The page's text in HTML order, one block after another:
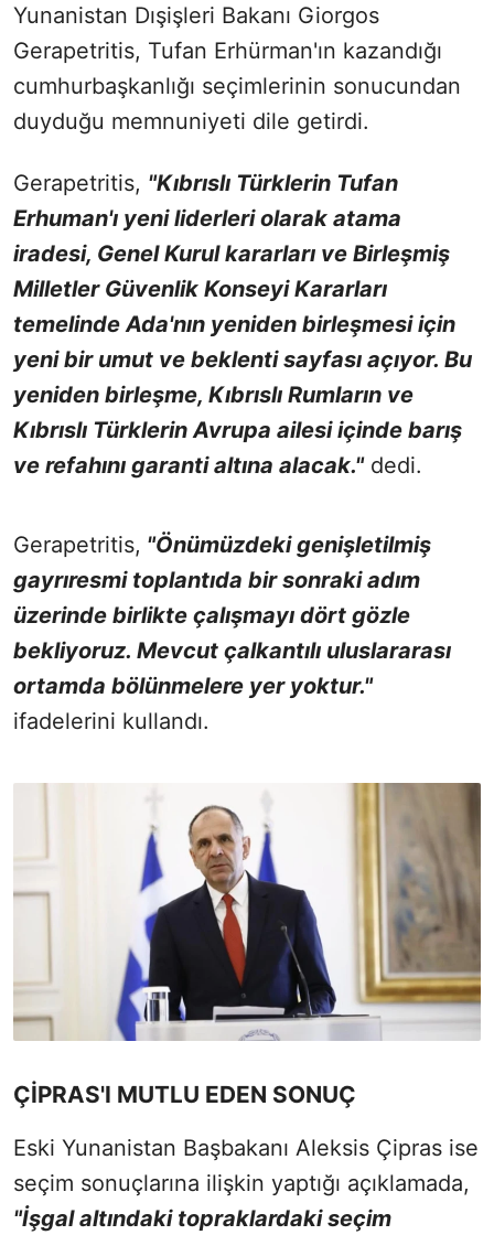
Yunanistan Dışişleri Bakanı Giorgos
Gerapetritis, Tufan Erhürman'ın kazandığı
cumhurbaşkanlığı seçimlerinin sonucundan
duyduğu memnuniyeti dile getirdi.
Gerapetritis, "Kıbrıslı Türklerin Tufan
Erhuman'ı yeni liderleri olarak atama
iradesi, Genel Kurul kararları ve Birleşmiş
Milletler Güvenlik Konseyi Kararları
temelinde Ada'nın yeniden birleşmesi için
yeni bir umut ve beklenti sayfası açıyor. Bu
yeniden birleşme, Kıbrıslı Rumların ve
Kıbrıslı Türklerin Avrupa ailesi içinde barış
ve refahını garanti altına alacak."dedi.
Gerapetritis, "Önümüzdeki genişletilmiş
gayrıresmi toplantıda bir sonraki adım
üzerinde birlikte çalışmayı dört gözle
bekliyoruz. Mevcut çalkantılı uluslararası
ortamda bölünmelere yer yoktur."
ifadelerini kullandı.
ÇİPRAS'I MUTLU EDEN SONUÇ
Eski Yunanistan Başbakanı Aleksis Çipras ise
seçim sonuçlarına ilişkin yaptığı açıklamada,
"İşgal altındaki topraklardaki seçim